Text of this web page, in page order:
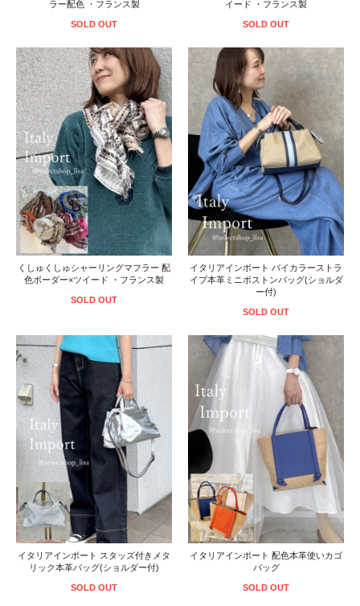
ラー配色 ・フランス製
SOLD OUT
イード ・フランス製
SOLD OUT
くしゅくしゅシャーリングマフラー 配
色ボーダー×ツイード ・フランス製
SOLD OUT
イタリアインポート バイカラーストラ
イプ本革ミニボストンバッグ(ショルダ
ー付)
SOLD OUT
イタリアインポート スタッズ付きメタ
リック本革バッグ(ショルダー付)
SOLD OUT
イタリアインポート 配色本革使いカゴ
バッグ
SOLD OUT